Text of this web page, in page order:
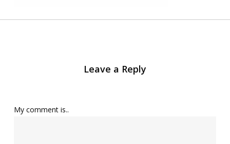
Leave a Reply
My comment is..